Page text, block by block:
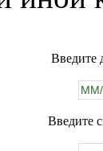
Введите
Введите